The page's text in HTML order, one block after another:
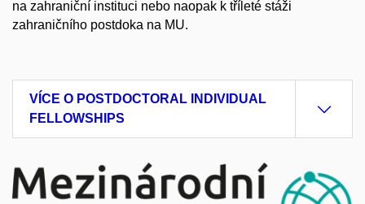
na zahraniční instituci nebo naopak k tříleté stáži
zahraničního postdoka na MU.
VÍCE O POSTDOCTORAL INDIVIDUAL
FELLOWSHIPS